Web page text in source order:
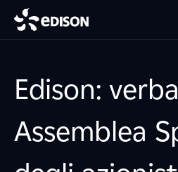
Edison:
Assemblea